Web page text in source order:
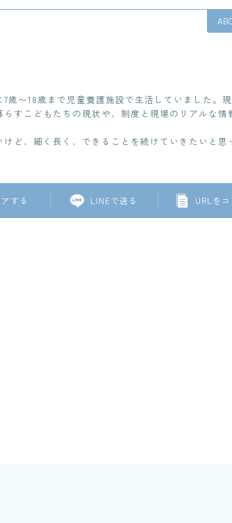
歳〜18歳まで児童養護施設で生活していました。現
すこどもたちの現状や、制度と現場のリアルな情
ど、細く長く、できることを続けていきたいと思
する LINEで送る URLを